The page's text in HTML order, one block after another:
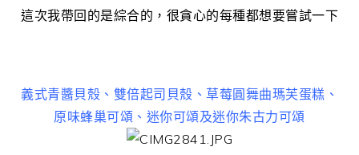
這次我帶回的是綜合的，很貪心的每種都想要嘗試一下
義式青醬貝殼、雙倍起司貝殼、草莓圓舞曲瑪芙蛋糕、
原味蜂巢可頌、迷你可頌及迷你朱古力可頌